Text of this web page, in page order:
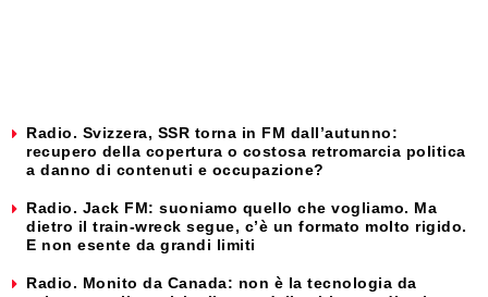
Radio. Svizzera, SSR torna in FM dall’autunno:
recupero della copertura o costosa retromarcia politica
a danno di contenuti e occupazione?
Radio. Jack FM: suoniamo quello che vogliamo. Ma
dietro il train-wreck segue, c’è un formato molto rigido.
E non esente da grandi limiti
Radio. Monito da Canada: non è la tecnologia da